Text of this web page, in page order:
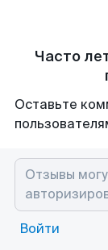
Часто
Оставьте
Войти